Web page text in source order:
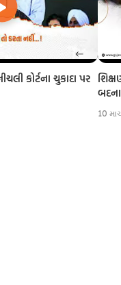
કોર્ટના ચુકાદા પર
10